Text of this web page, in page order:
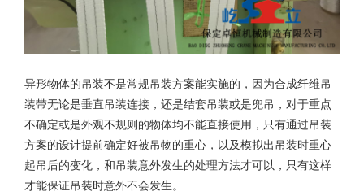
异形物体的吊装不是常规吊装方案能实施的，因为合成纤维吊
装带无论是垂直吊装连接，还是结套吊装或是兜吊，对于重点
不确定或是外观不规则的物体均不能直接使用，只有通过吊装
方案的设计提前确定好被吊物的重心，以及模拟出吊装时重心
起吊后的变化，和吊装意外发生的处理方法才可以，只有这样
才能保证吊装时意外不会发生。